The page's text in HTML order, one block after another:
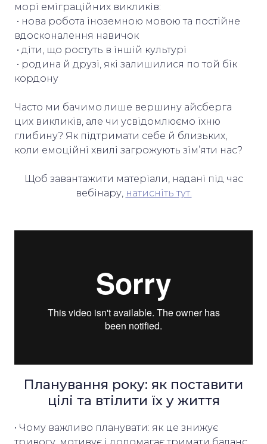
морі еміграційних викликів:
• нова робота іноземною мовою та постійне
вдосконалення навичок
• діти, що ростуть в іншій культурі
• родина й друзі, які залишилися по той бік
кордону
Часто ми бачимо лише вершину айсберга
цих викликів, але чи усвідомлюємо їхню
глибину? Як підтримати себе й близьких,
коли емоційні хвилі загрожують зім’яти нас?
Щоб завантажити матеріали, надані під час
вебінару, натисніть тут.
Планування року: як поставити
цілі та втілити їх у життя
• Чому важливо планувати: як це знижує
тривогу, мотивує і допомагає тримати баланс.